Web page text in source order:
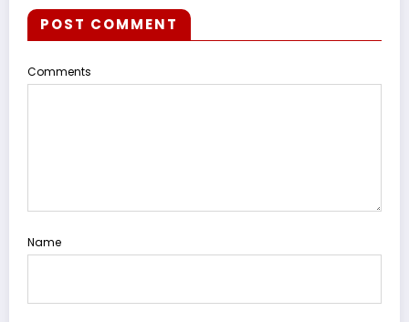
POST COMMENT
Comments
Name